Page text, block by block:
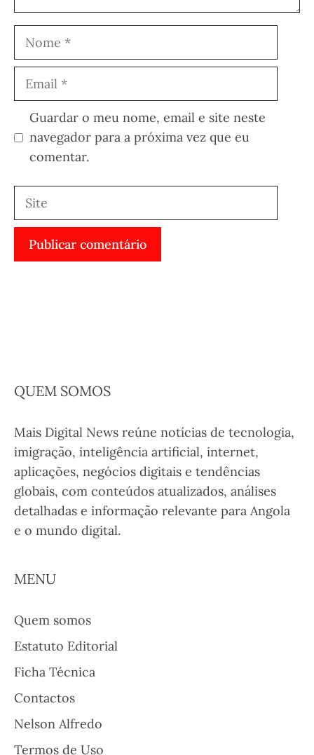
Nome
Email
Guardar o meu nome, email e site neste
navegador para a próxima vez que eu
comentar.
Site
QUEM SOMOS
Mais Digital News reúne notícias de tecnologia,
imigração, inteligência artificial, internet,
aplicações, negócios digitais e tendências
globais, com conteúdos atualizados, análises
detalhadas e informação relevante para Angola
e o mundo digital.
MENU
Quem somos
Estatuto Editorial
Ficha Técnica
Contactos
Nelson Alfredo
Termos de Uso